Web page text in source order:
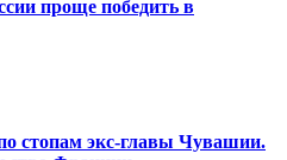
проще победить в
стопам экс-главы Чувашии.